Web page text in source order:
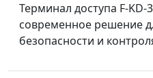
Терминал доступа F-
современное решение
безопасности и